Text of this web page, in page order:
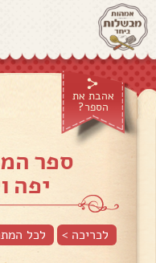
אהבת את
הספר?
ספר
יפה
לכריכה > לכל